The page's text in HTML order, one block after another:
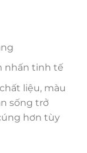
nhấn tinh tế
liệu, màu
sống trở
hơn tùy